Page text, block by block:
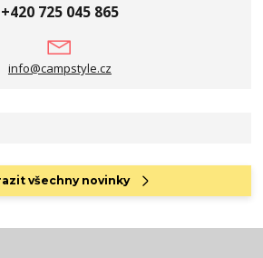
+420 725 045 865
info@campstyle.cz
všechny novinky